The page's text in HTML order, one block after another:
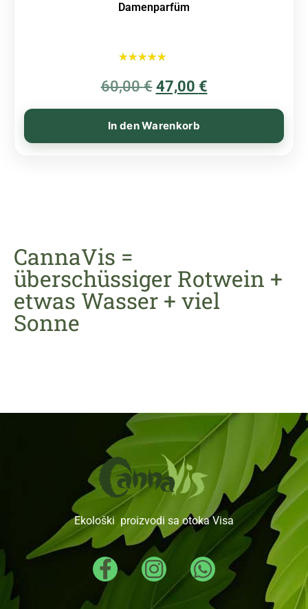
Damenparfüm
5.00
von 5
60,00€ 47,00 €
In den Warenkorb
CannaVis =
überschüssiger Rotwein +
etwas Wasser + viel
Sonne
Ekološki proizvodi sa otoka Visa